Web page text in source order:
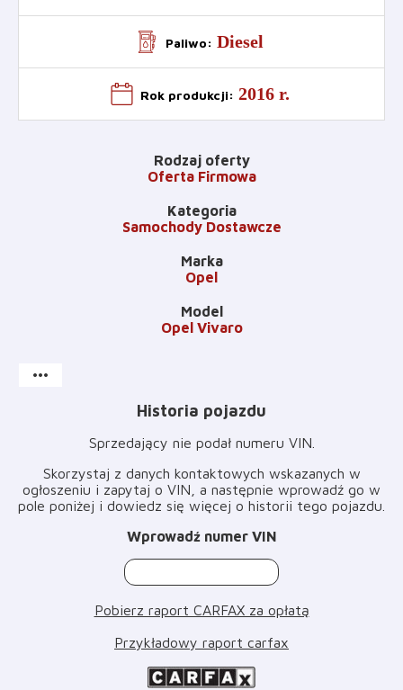
Paliwo: Diesel
Rok produkcji: 2016 r.
Rodzaj oferty
Oferta Firmowa
Kategoria
Samochody Dostawcze
Marka
Opel
Model
Opel Vivaro
more_horiz
Historia pojazdu
Sprzedający nie podał numeru VIN
Skorzystaj z danych kontaktowych wskazanych w
ogłoszeniu i zapytaj o VIN, a następnie wprowadź go w
pole poniżej i dowiedz się więcej o historii tego pojazdu
Wprowadź numer VIN
Pobierz raport CARFAX za opłatą
Przykładowy raport carfax